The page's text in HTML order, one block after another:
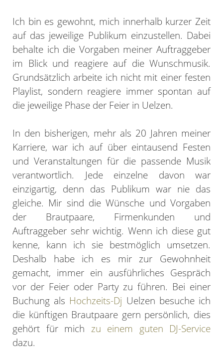
Ich bin es gewohnt, mich innerhalb kurzer Zeit
auf das jeweilige Publikum einzustellen. Dabei
behalte ich die Vorgaben meiner Auftraggeber
im Blick und reagiere auf die Wunschmusik.
Grundsätzlich arbeite ich nicht mit einer festen
Playlist, sondern reagiere immer spontan auf
die jeweilige Phase der Feier in Uelzen.
In den bisherigen, mehr als 20 Jahren meiner
Karriere, war ich auf über eintausend Festen
und Veranstaltungen für die passende Musik
verantwortlich. Jede einzelne davon war
einzigartig, denn das Publikum war nie das
gleiche. Mir sind die Wünsche und Vorgaben
der Brautpaare, Firmenkunden und
Auftraggeber sehr wichtig. Wenn ich diese gut
kenne, kann ich sie bestmöglich umsetzen.
Deshalb habe ich es mir zur Gewohnheit
gemacht, immer ein ausführliches Gespräch
vor der Feier oder Party zu führen. Bei einer
Buchung als Hochzeits-Dj Uelzen besuche ich
die künftigen Brautpaare gern persönlich, dies
gehört für mich zu einem guten DJ-Service
dazu.